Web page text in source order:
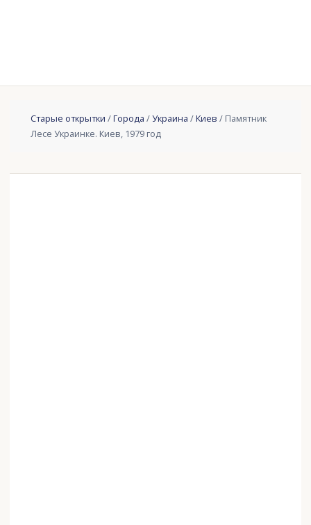
Старые открытки /Города /Украина /Киев / Памятник
Лесе Украинке. Киев, 1979 год